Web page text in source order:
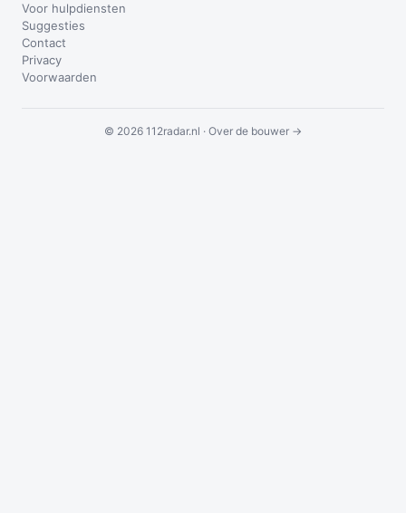
Voor hulpdiensten
Suggesties
Contact
Privacy
Voorwaarden
© 2026 112radar.nl · Over de bouwer →